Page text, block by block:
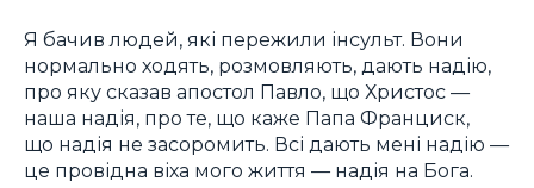
Я бачив людей, які пережили інсульт. Вони
нормально ходять, розмовляють, дають надію,
про яку сказав апостол Павло, що Христос —
наша надія, про те, що каже Папа Франциск,
що надія не засоромить. Всі дають мені надію —
це провідна віха мого життя — надія на Бога.